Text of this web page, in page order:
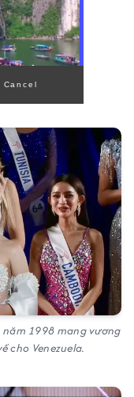
1998 mang vương
cho Venezuela.